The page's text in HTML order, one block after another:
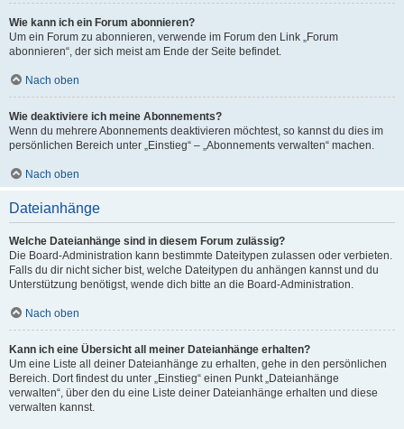
Wie kann ich ein Forum abonnieren?
Um ein Forum zu abonnieren, verwende im Forum den Link „Forum
abonnieren“, der sich meist am Ende der Seite befindet.
Nach oben
Wie deaktiviere ich meine Abonnements?
Wenn du mehrere Abonnements deaktivieren möchtest, so kannst du dies im
persönlichen Bereich unter „Einstieg“ – „Abonnements verwalten“ machen.
Nach oben
Dateianhänge
Welche Dateianhänge sind in diesem Forum zulässig?
Die Board-Administration kann bestimmte Dateitypen zulassen oder verbieten.
Falls du dir nicht sicher bist, welche Dateitypen du anhängen kannst und du
Unterstützung benötigst, wende dich bitte an die Board-Administration.
Nach oben
Kann ich eine Übersicht all meiner Dateianhänge erhalten?
Um eine Liste all deiner Dateianhänge zu erhalten, gehe in den persönlichen
Bereich. Dort findest du unter „Einstieg“ einen Punkt „Dateianhänge
verwalten“, über den du eine Liste deiner Dateianhänge erhalten und diese
verwalten kannst.